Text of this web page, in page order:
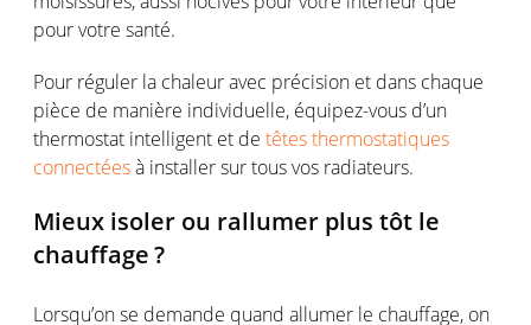
pourvotre santé.
Pour réguler la chaleuravec précision et dans chaque
pièce de manière individuelle, équipez-vous d’un
thermostat intelligent et de têtes thermostatiques
connectéesà installer surtousvos radiateurs.
Mieux isoler ou rallumer plus tôt le
chauffage?
Lorsqu’onse demande quand allumer le chauffage, on